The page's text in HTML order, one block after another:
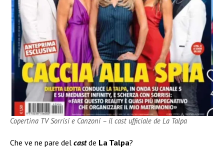
Copertina TV Sorrisi e Canzoni – il cast ufficiale de La Talpa
Che ve ne pare del castde La Talpa?